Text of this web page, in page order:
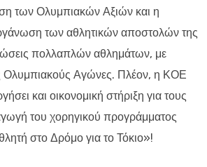
των Ολυμπιακών Αξιών και η
των αθλητικών αποστολών της
πολλαπλών αθλημάτων, με
Αγώνες. Πλέον, η ΚΟΕ
και οικονομική στήριξη για τους
του χορηγικού προγράμματος
στο Δρόμο για το Τόκιο»!